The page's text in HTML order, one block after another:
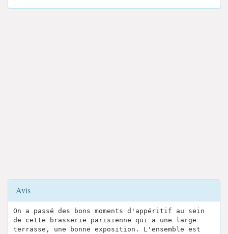
Avis
On a passé des bons moments d'appéritif au sein
de cette brasserie parisienne qui a une large
terrasse, une bonne exposition. L'ensemble est